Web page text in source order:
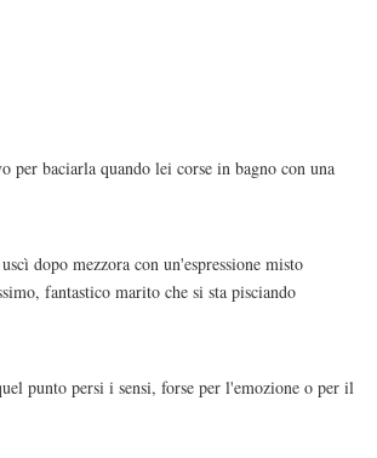
baciarla quando lei corse in bagno con una
dopo mezzora con un'espressione misto
fantastico marito che si sta pisciando
punto persi i sensi, forse per l'emozione o per il